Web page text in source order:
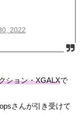
2022
ション・XGALXで
さんが引き受けて